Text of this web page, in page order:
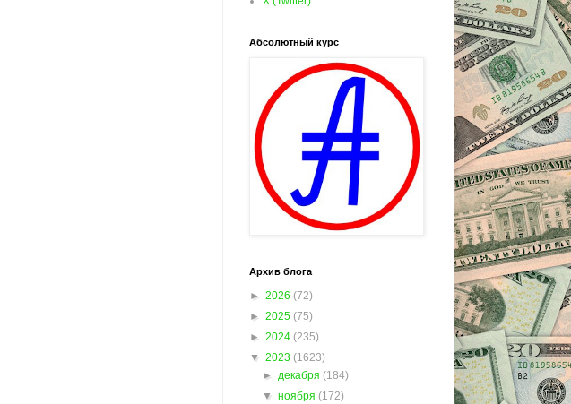
Абсолютный курс
Архив блога
► 2026 (72)
► 2025 (75)
► 2024 (235)
▼ 2023 (1623)
►декабря(184)
▼ноября(172)